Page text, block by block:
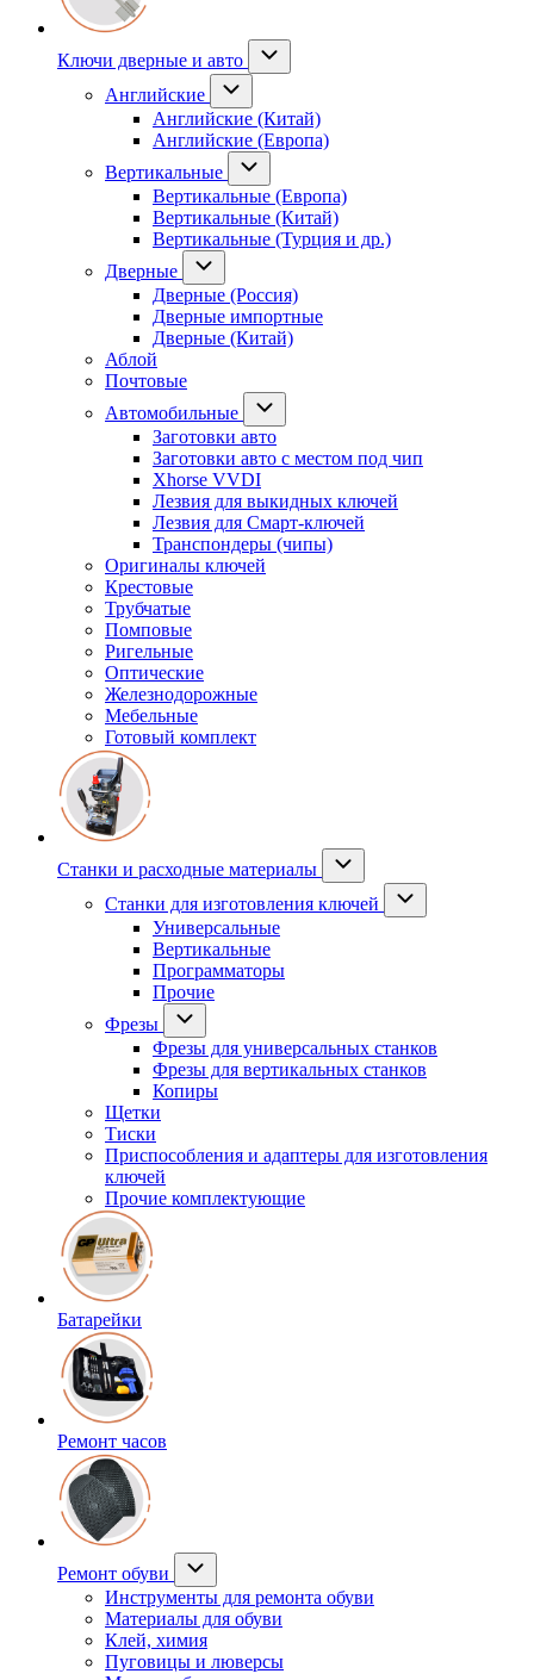
Ключи дверные и авто
Английские
Английские (Китай)
Английские (Европа)
Вертикальные
Вертикальные (Европа)
Вертикальные (Китай)
Вертикальные (Турция и др.)
Дверные
Дверные (Россия)
Дверные импортные
Дверные (Китай)
Аблой
Почтовые
Автомобильные
Заготовки авто
Заготовки авто с местом под чип
Xhorse VVDI
Лезвия для выкидных ключей
Лезвия для Смарт-ключей
Транспондеры (чипы)
Оригиналы ключей
Крестовые
Трубчатые
Помповые
Ригельные
Оптические
Железнодорожные
Мебельные
Готовый комплект
Станки и расходные материалы
Станки для изготовления ключей
Универсальные
Вертикальные
Программаторы
Прочие
Фрезы
Фрезы для универсальных станков
Фрезы для вертикальных станков
Копиры
Щетки
Тиски
Приспособления и адаптеры для изготовления
ключей
Прочие комплектующие
Батарейки
Ремонт часов
Ремонт обуви
Инструменты для ремонта обуви
Материалы для обуви
Клей, химия
Пуговицы и люверсы